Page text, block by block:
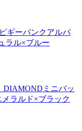
ギーバンクアルバ
ラル×ブルー
DIAMONDミニバッ
ラルド×ブラック